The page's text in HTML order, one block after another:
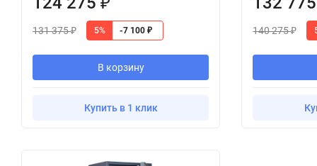
131 375₽ 5% -7 100 ₽
В корзину
Купить в 1 клик
140 275₽